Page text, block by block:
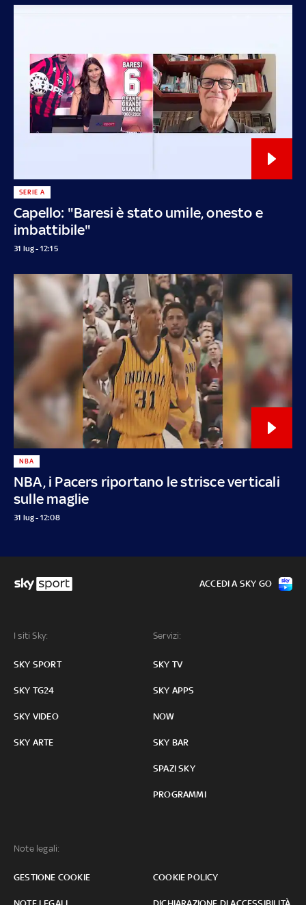
Capello: "Baresi è stato umile, onesto e
imbattibile"
SERIE A
31 lug - 12:15
NBA, i Pacers riportano le strisce verticali
sulle maglie
NBA
31 lug - 12:08
I siti Sky:
SKY SPORT
SKY TG24
SKY VIDEO
SKY ARTE
Servizi:
SKY TV
SKY APPS
NOW
SKY BAR
SPAZI SKY
PROGRAMMI
Note legali:
GESTIONE COOKIE COOKIE POLICY
ACCEDI A SKY GO